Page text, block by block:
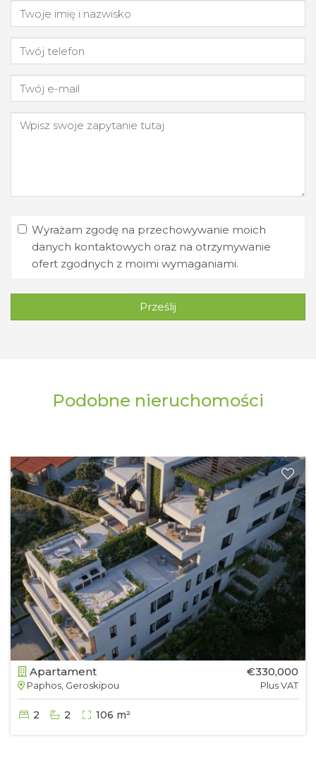
Wyrażam zgodę na przechowywanie moich
danych kontaktowych oraz na otrzymywanie
ofert zgodnych z moimi wymaganiami.
Prześlij
Podobne nieruchomości
Apartament
Paphos, Geroskipou
€330,000
Plus VAT
2 2 106 m²